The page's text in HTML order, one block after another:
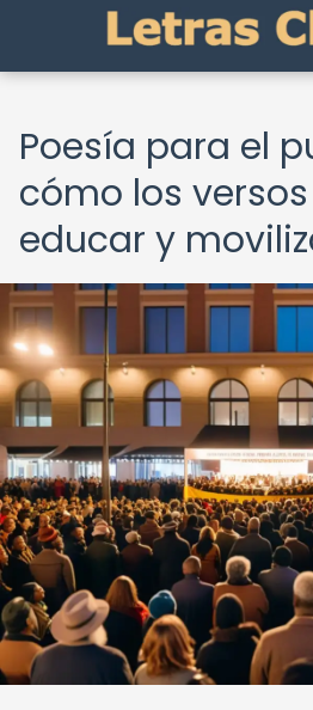
Poesía para el
cómo los
educar y